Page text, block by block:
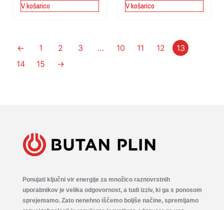
V košarico V košarico
← 1 2 3 … 10 11 12
13
14
15 →
Ponujati ključni vir energije za množico raznovrstnih
uporabnikov je velika odgovornost, a tudi izziv, ki ga s ponosom
sprejemamo. Zato nenehno iščemo boljše načine, spremljamo